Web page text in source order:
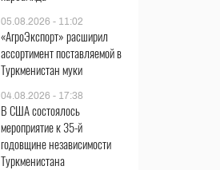
05.08.2026 - 11:02
«АгроЭкспорт» расширил
ассортимент поставляемой в
Туркменистан муки
04.08.2026 - 17:38
В США состоялось
мероприятие к 35-й
годовщине независимости
Туркменистана